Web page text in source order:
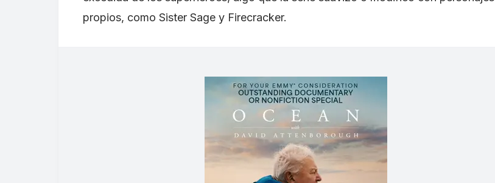
propios, como Sister Sage y Firecracker.